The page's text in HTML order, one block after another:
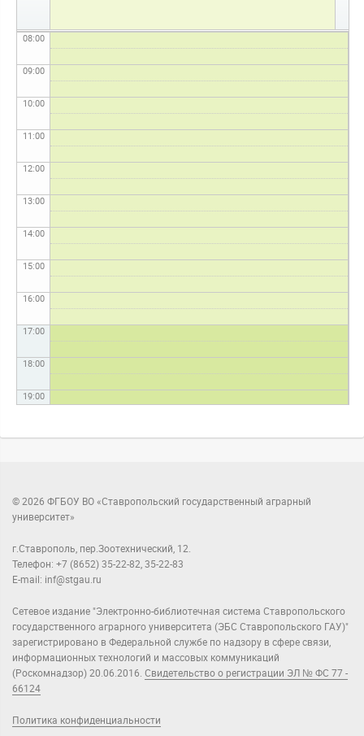
08:00
09:00
10:00
11:00
12:00
13:00
14:00
15:00
16:00
17:00
18:00
19:00
© 2026 ФГБОУ ВО «Ставропольский государственный аграрный
университет»
г.Ставрополь, пер.Зоотехнический, 12.
Телефон: +7 (8652) 35-22-82, 35-22-83
E-mail: inf@stgau.ru
Сетевое издание "Электронно-библиотечная система Ставропольского
государственного аграрного университета (ЭБС Ставропольского ГАУ)"
зарегистрировано в Федеральной службе по надзору в сфере связи,
информационных технологий и массовых коммуникаций
(Роскомнадзор) 20.06.2016. Свидетельство о регистрации ЭЛ № ФС 77 -
66124
Политика конфиденциальности